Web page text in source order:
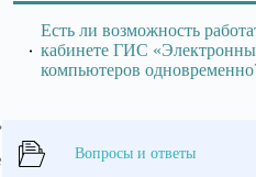
Есть ли возможность
кабинете ГИС
компьютеров
Вопросы и ответы